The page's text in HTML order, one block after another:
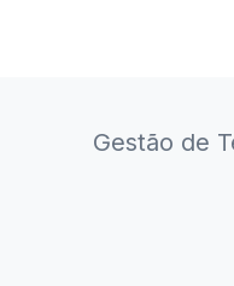
Gestão de